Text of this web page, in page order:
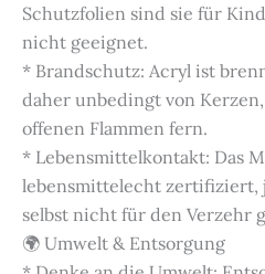
Schutzfolien sind sie für
nicht geeignet.
* Brandschutz: Acryl ist
daher unbedingt von
offenen Flammen fern.
* Lebensmittelkontakt: Das
lebensmittelecht zertifiziert,
selbst nicht für den Verzehr
🌍 Umwelt & Entsorgung